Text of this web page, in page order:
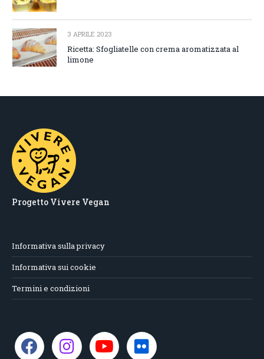
3 APRILE 2023
Ricetta: Sfogliatelle con crema aromatizzata al
limone
Progetto Vivere Vegan
Informativa sulla privacy
Informativa sui cookie
Termini e condizioni